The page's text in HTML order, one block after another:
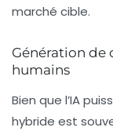
marché cible.
Génération de
humains
Bien que l’IA
hybride est